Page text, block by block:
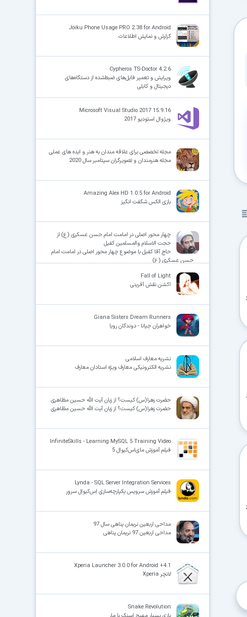
Joiku Phone Usage PRO 2.38 for Android
گزارش و نمایش اطلاعات
Cypheros TS-Doctor 4.2.6
ویرایش و تعمیر فایل‌های ضبط‌شده از دستگاه‌های
دیجیتال و کابلی
Microsoft Visual Studio 2017 15.9.16
ویژوال استودیو 2017
مجله تخصصی برای علاقه مندان به هنر و ایده های عملی
مجله هنرمندان و تصویرگران سپتامبر سال 2020
Amazing Alex HD 1.0.5 for Android
بازی الکس شگفت انگیز
چهار محور اصلی در امامت امام حسن عسکری (ع) از
حجت الاسلام والمسلمین کفیل
حاج آقا کفیل با موضوع چهار محور اصلی در امامت امام
حسن عسکری (ع)
Fall of Light
اکشن نقش آفرینی
Giana Sisters Dream Runners
خواهران جیانا - دوندگان رویا
نشریه معارف اسلامی
نشریه الکترونیکی معارف ویژه استادان معارف
حضرت زهرا(س) کیست؟ از زبان آیت الله حسین مظاهری
حضرت زهرا(س) کیست؟ از زبان آیت الله حسین مظاهری
InfiniteSkills - Learning MySQL 5 Training Video
فیلم آموزش مای‌اس‌کیواِل 5
Lynda - SQL Server Integration Services
فیلم آموزش سرویس یکپارچه‌سازی اِس‌کیو‌اِل سروِر
مداحی اربعین نریمان پناهی سال 97
مداحی اربعین 97 نریمان پناهی
Xperia Launcher 3.0.0 for Android +4.1
لانچر Xperia
Snake Revolution